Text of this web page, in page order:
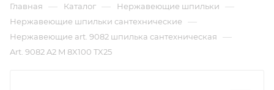
Главная — Каталог — Нержавеющие шпильки —
Нержавеющие шпильки сантехнические —
Нержавеющие art. 9082 шпилька сантехническая —
Art. 9082 A2 M 8X100 TX25